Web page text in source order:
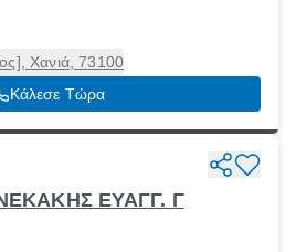
Χανιά, 73100
Κάλεσε Τώρα
ΕΥΑΓΓ. Γ